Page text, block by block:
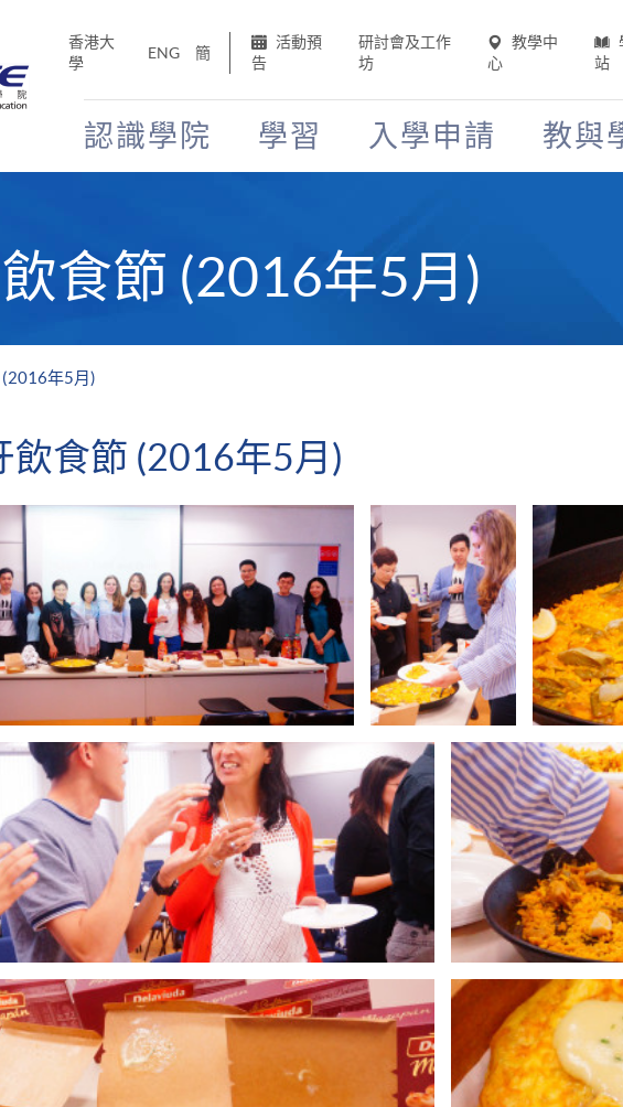
香港大
學
ENG 簡
活動預
告
研討會及工作
坊
教學中
心
站
認識學院 學習 入學申請 教與
食節 (2016年5月)
年5月)
飲食節 (2016年5月)